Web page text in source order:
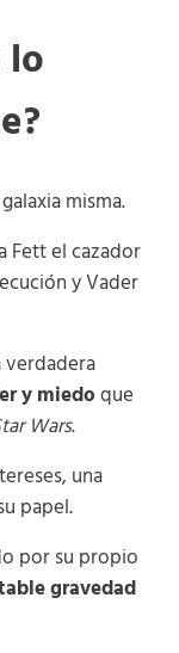
misma.
Fett el cazador
y Vader
verdadera
y miedoque
Wars.
una
papel.
por su propio
gravedad